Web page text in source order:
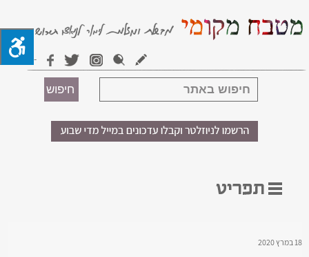
18 במרץ 2020